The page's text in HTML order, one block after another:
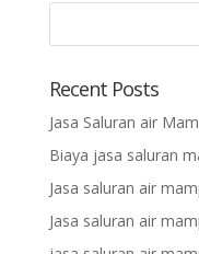
Recent Posts
Jasa Saluran air
Biaya jasa saluran
Jasa saluran air
Jasa saluran air